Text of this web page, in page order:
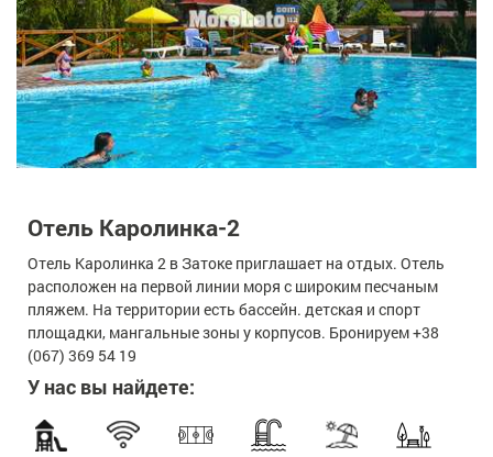
Отель Каролинка-2
Отель Каролинка 2 в Затоке приглашает на отдых. Отель
расположен на первой линии моря с широким песчаным
пляжем. На территории есть бассейн. детская и спорт
площадки, мангальные зоны у корпусов. Бронируем +38
(067) 369 54 19
У нас вы найдете: